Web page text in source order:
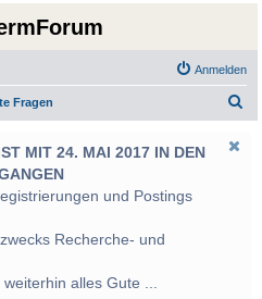
Anmelden
Fragen
MIT 24. MAI 2017 IN DEN
und Postings
Recherche- und
alles Gute ...